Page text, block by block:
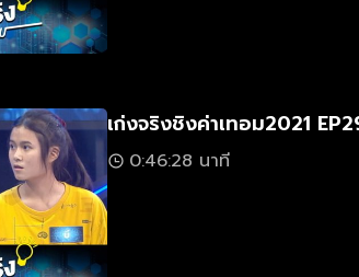
เก่งจริงชิงค่าเทอม2021
0:46:28 นาที